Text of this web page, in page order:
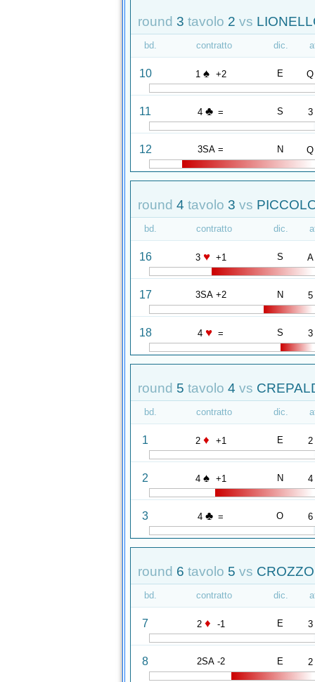
round 3 tavolo 2 vs
bd. contratto dic.
10 1 ♠ +2 E Q
11 4 ♣ = S 3
12 3SA = N Q
round 4 tavolo 3 vs
bd. contratto dic.
16 3 ♥ +1 S A
17 3SA +2 N 5
18 4 ♥ = S 3
round 5 tavolo 4 vs
bd. contratto dic.
1 2 ♦ +1 E 2
2 4 ♠ +1 N 4
3 4 ♣ = O 6
round 6 tavolo 5 vs
bd. contratto dic.
7 2 ♦ -1 E 3
8 2SA -2 E 2